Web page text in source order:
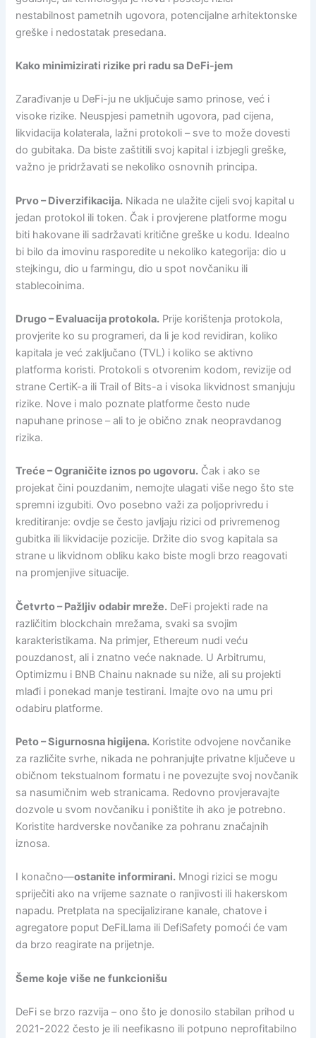
nestabilnost pametnih ugovora, potencijalne arhitektonske
greške i nedostatak presedana.
Kako minimizirati rizike pri radu sa DeFi-jem
Zarađivanje u DeFi-ju ne uključuje samo prinose, već i
visoke rizike. Neuspjesi pametnih ugovora, pad cijena,
likvidacija kolaterala, lažni protokoli – sve to može dovesti
do gubitaka. Da biste zaštitili svoj kapital i izbjegli greške,
važno je pridržavati se nekoliko osnovnih principa.
Prvo – Diverzifikacija. Nikada ne ulažite cijeli svoj kapital u
jedan protokol ili token. Čak i provjerene platforme mogu
biti hakovane ili sadržavati kritične greške u kodu. Idealno
bi bilo da imovinu rasporedite u nekoliko kategorija: dio u
stejkingu, dio u farmingu, dio u spot novčaniku ili
stablecoinima.
Drugo – Evaluacija protokola. Prije korištenja protokola,
provjerite ko su programeri, da li je kod revidiran, koliko
kapitala je već zaključano (TVL) i koliko se aktivno
platforma koristi. Protokoli s otvorenim kodom, revizije od
strane CertiK-a ili Trail of Bits-a i visoka likvidnost smanjuju
rizike. Nove i malo poznate platforme često nude
napuhane prinose – ali to je obično znak neopravdanog
rizika.
Treće – Ograničite iznos po ugovoru. Čak i ako se
projekat čini pouzdanim, nemojte ulagati više nego što ste
spremni izgubiti. Ovo posebno važi za poljoprivredu i
kreditiranje: ovdje se često javljaju rizici od privremenog
gubitka ili likvidacije pozicije. Držite dio svog kapitala sa
strane u likvidnom obliku kako biste mogli brzo reagovati
na promjenjive situacije.
Četvrto – Pažljiv odabir mreže. DeFi projekti rade na
različitim blockchain mrežama, svaki sa svojim
karakteristikama. Na primjer, Ethereum nudi veću
pouzdanost, ali i znatno veće naknade. U Arbitrumu,
Optimizmu i BNB Chainu naknade su niže, ali su projekti
mlađi i ponekad manje testirani. Imajte ovo na umu pri
odabiru platforme.
Peto – Sigurnosna higijena. Koristite odvojene novčanike
za različite svrhe, nikada ne pohranjujte privatne ključeve u
običnom tekstualnom formatu i ne povezujte svoj novčanik
sa nasumičnim web stranicama. Redovno provjeravajte
dozvole u svom novčaniku i poništite ih ako je potrebno.
Koristite hardverske novčanike za pohranu značajnih
iznosa.
I konačno—ostanite informirani. Mnogi rizici se mogu
spriječiti ako na vrijeme saznate o ranjivosti ili hakerskom
napadu. Pretplata na specijalizirane kanale, chatove i
agregatore poput DeFiLlama ili DefiSafety pomoći će vam
da brzo reagirate na prijetnje.
Šeme koje više ne funkcionišu
DeFi se brzo razvija – ono što je donosilo stabilan prihod u
2021-2022 često je ili neefikasno ili potpuno neprofitabilno